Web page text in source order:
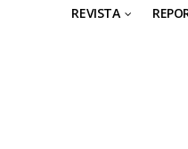
REVISTA